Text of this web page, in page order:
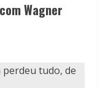
Wagner